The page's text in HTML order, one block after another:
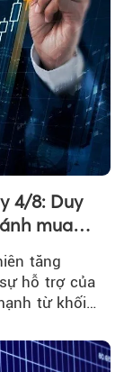
4/8: Duy
mua
tăng
hỗ trợ của
từ khối